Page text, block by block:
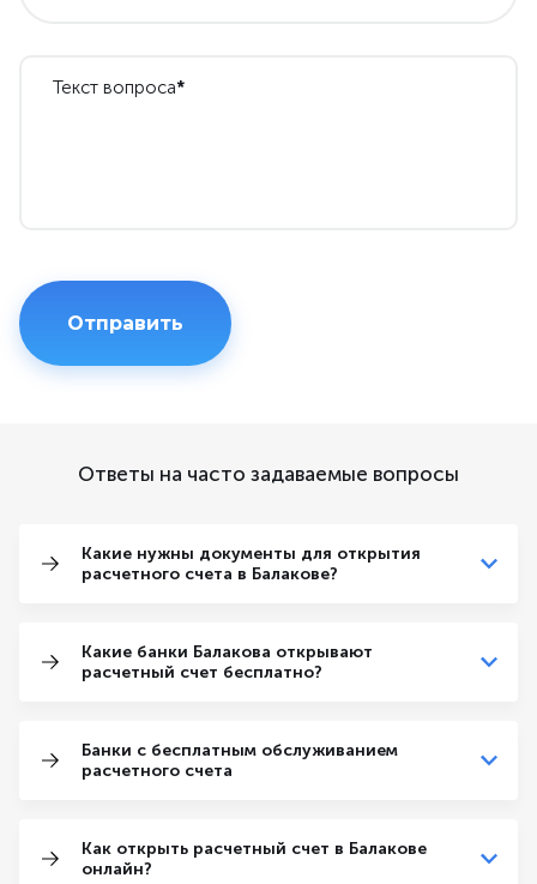
Текст вопроса*
Ответы на часто задаваемые вопросы
Какие нужны документы для открытия
расчетного счета в Балакове?
Какие банки Балакова открывают
расчетный счет бесплатно?
Банки с бесплатным обслуживанием
расчетного счета
Как открыть расчетный счет в Балакове
онлайн?